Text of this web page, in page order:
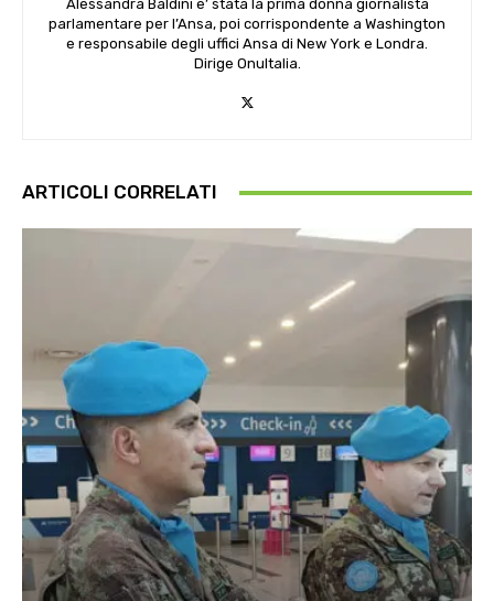
Alessandra Baldini e’ stata la prima donna giornalista
parlamentare per l’Ansa, poi corrispondente a Washington
e responsabile degli uffici Ansa di New York e Londra.
Dirige OnuItalia.
ARTICOLI CORRELATI